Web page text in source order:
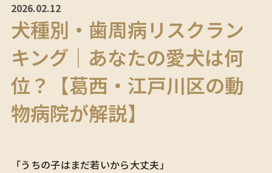
2026.02.12
犬種別・歯周病リスクラン
キング｜あなたの愛犬は何
位？【葛西・江戸川区の動
物病院が解説】
「うちの子はまだ若いから大丈夫」